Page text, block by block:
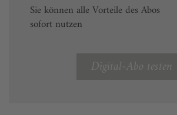
Sie können alle Vorteile des Abos
sofort nutzen
Digital-Abo testen